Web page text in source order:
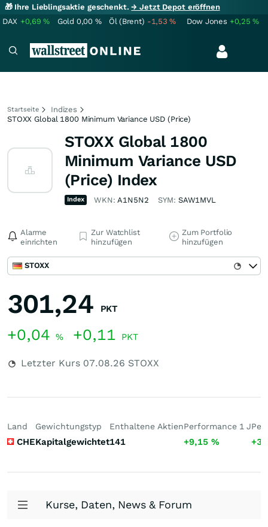
🎁 Ihre Lieblingsaktie geschenkt.→ Jetzt Depot eröffnen
DAX +0,69% Gold 0,00 % Öl (Brent) -1,53% Dow Jones +0,25%
Startseite
Indizes
STOXX Global 1800 Minimum Variance USD (Price)
STOXX Global 1800
Minimum Variance USD
(Price) Index
Index WKN:A1N5N2 SYM: SAW1MVL
Alarme
einrichten
Zur Watchlist
hinzufügen
Zum Portfolio
hinzufügen
STOXX
301,24 PKT
+0,04 % +0,11 PKT
Letzter Kurs 07.08.26 STOXX
Land
CHE
Gewichtungstyp
Kapitalgewichtet
Enthaltene Aktien
141
Performance 1 J
+9,15 %
Kurse, Daten, News & Forum